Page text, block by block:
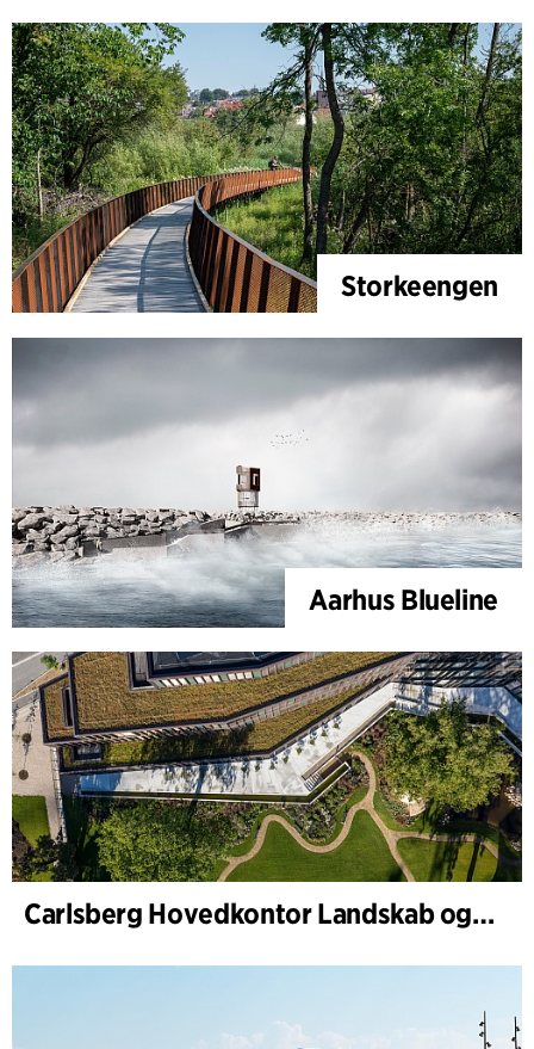
Storkeengen
Aarhus Blueline
Carlsberg Hovedkontor Landskab og renovering af Carl Jacobsens Have